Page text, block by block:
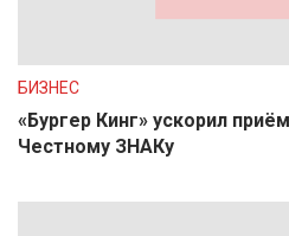
БИЗНЕС
«Бургер Кинг» ускорил
Честному ЗНАКу